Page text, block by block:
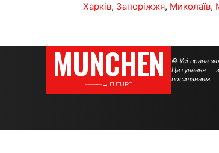
Харків, Запоріжжя, Миколаїв,
MUNCHEN
———→ FUTURE
© Усі права
Цитування —
посиланням.